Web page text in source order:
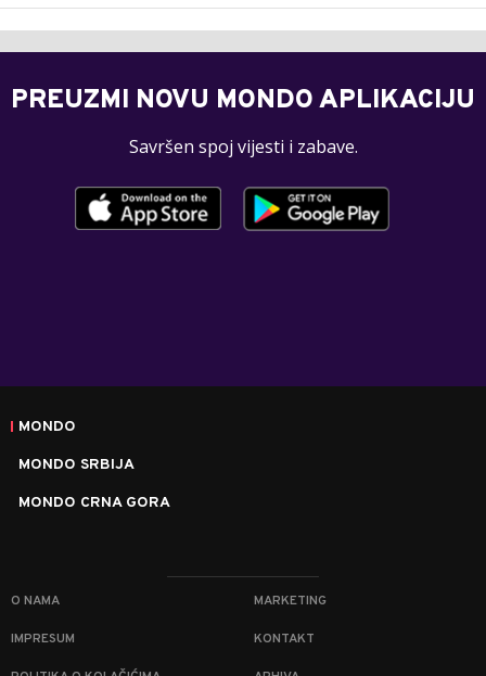
PREUZMI NOVU MONDO APLIKACIJU
Savršen spoj vijesti i zabave.
MONDO
MONDO SRBIJA
MONDO CRNA GORA
O NAMA MARKETING
IMPRESUM KONTAKT